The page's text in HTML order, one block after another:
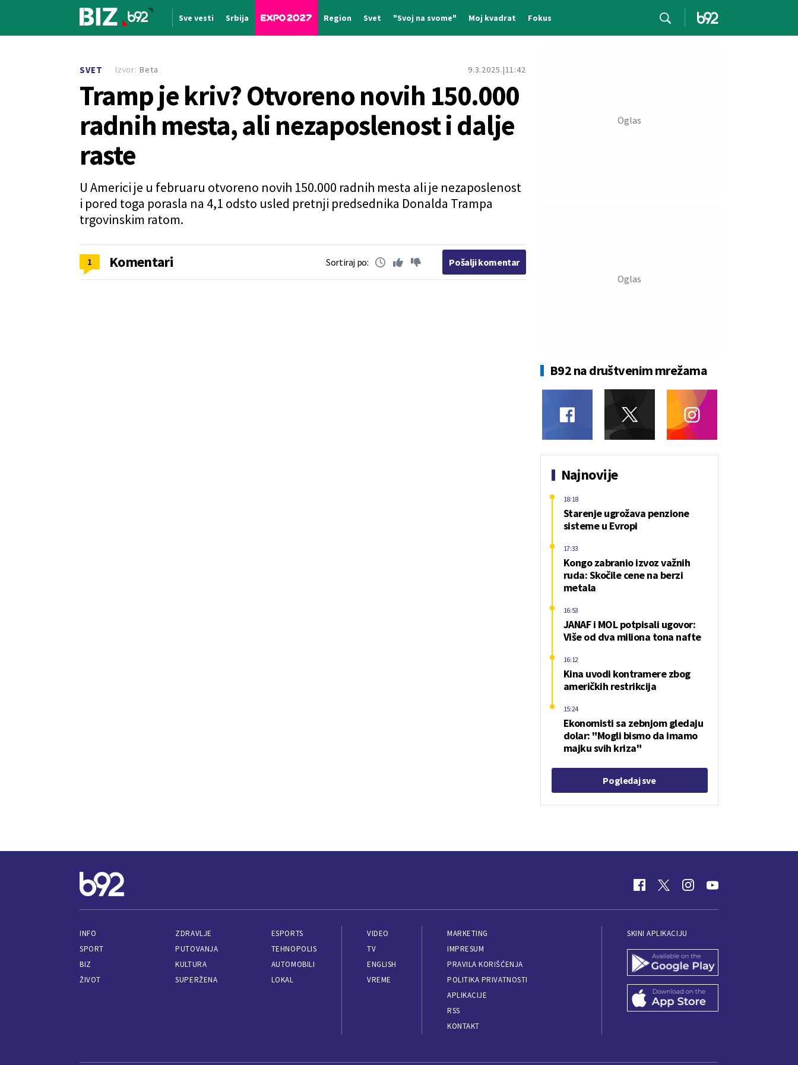
Sve vesti Srbija Region Svet "Svoj na svome" Moj kvadrat Fokus
SVET 9.3.2025. 11:42
Tramp je kriv? Otvoreno novih 150.000
radnih mesta, ali nezaposlenost i dalje
raste
U Americi je u februaru otvoreno novih 150.000 radnih mesta ali je nezaposlenost
i pored toga porasla na 4,1 odsto usled pretnji predsednika Donalda Trampa
trgovinskim ratom.
Izvor: Beta
1 Komentari Sortiraj po: Pošalji komentar
B92 na društvenim mrežama
Najnovije
Starenje ugrožava penzione
sisteme u Evropi
18:18
Kongo zabranio izvoz važnih
ruda: Skočile cene na berzi
metala
17:33
JANAF i MOL potpisali ugovor:
Više od dva miliona tona nafte
16:53
Kina uvodi kontramere zbog
američkih restrikcija
16:12
Ekonomisti sa zebnjom gledaju
dolar: "Mogli bismo da imamo
majku svih kriza"
15:24
Pogledaj sve
INFO
SPORT
BIZ
ŽIVOT
ZDRAVLJE
PUTOVANJA
KULTURA
SUPERŽENA
ESPORTS
TEHNOPOLIS
AUTOMOBILI
LOKAL
VIDEO
TV
ENGLISH
VREME
MARKETING
IMPRESUM
PRAVILA KORIŠĆENJA
POLITIKA PRIVATNOSTI
APLIKACIJE
RSS
KONTAKT
SKINI APLIKACIJU